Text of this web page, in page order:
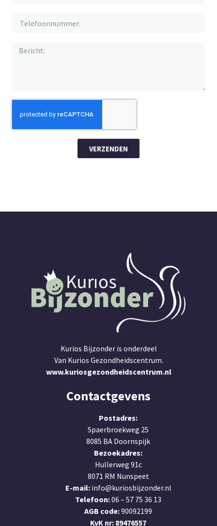
VERZENDEN
Kurios Bijzonder is onderdeel
Van Kurios Gezondheidscentrum.
www.kuriosgezondheidscentrum.nl
Contactgevens
Postadres:
Spaerbroekweg 25
8085 BA Doornspijk
Bezoekadres:
Hullerweg 91c
8071 RM Nunspeet
E-mail:info@kuriosbijzonder.nl
Telefoon:06 – 57 75 36 13
AGB code:90092199
KvK nr: 89476557